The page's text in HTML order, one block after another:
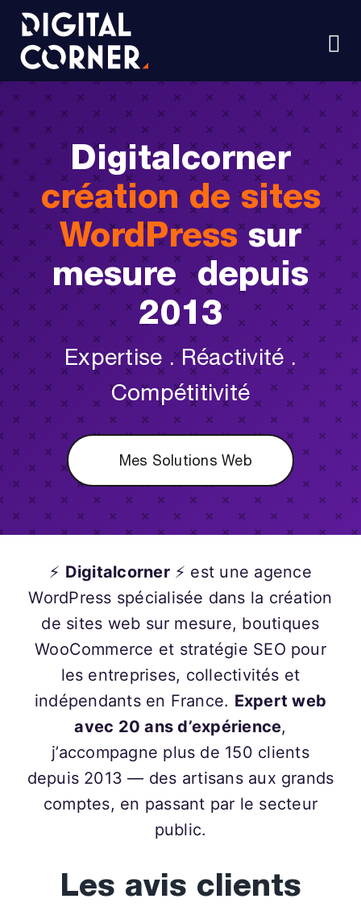
Passer
contenu
à
Solutions WordPress
Maintenance
Les formations
Projets
Blog
Digitalcorner
création de sites
WordPresssur
mesure depuis
2013
Expertise . Réactivité .
Compétitivité
Mes Solutions Web
⚡ Digitalcorner⚡ est une agence
WordPress spécialisée dans la création
de sites web sur mesure, boutiques
WooCommerce et stratégie SEO pour
les entreprises, collectivités et
indépendants en France. Expert web
avec 20 ans d’expérience,
j’accompagne plus de 150 clients
depuis 2013 — des artisans aux grands
comptes, en passant par le secteur
public.
Les avis clients